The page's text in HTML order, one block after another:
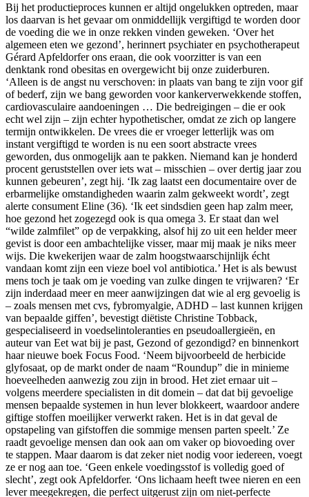
Bij het productieproces kunnen er altijd ongelukken optreden, maar
los daarvan is het gevaar om onmiddellijk vergiftigd te worden door
de voeding die we in onze rekken vinden geweken. ‘Over het
algemeen eten we gezond’, herinnert psychiater en psychotherapeut
Gérard Apfeldorfer ons eraan, die ook voorzitter is van een
denktank rond obesitas en overgewicht bij onze zuiderburen.
‘Alleen is de angst nu verschoven: in plaats van bang te zijn voor gif
of bederf, zijn we bang geworden voor kankerverwekkende stoffen,
cardiovasculaire aandoeningen … Die bedreigingen – die er ook
echt wel zijn – zijn echter hypothetischer, omdat ze zich op langere
termijn ontwikkelen. De vrees die er vroeger letterlijk was om
instant vergiftigd te worden is nu een soort abstracte vrees
geworden, dus onmogelijk aan te pakken. Niemand kan je honderd
procent geruststellen over iets wat – misschien – over dertig jaar zou
kunnen gebeuren’, zegt hij. ‘Ik zag laatst een documentaire over de
erbarmelijke omstandigheden waarin zalm gekweekt wordt’, zegt
alerte consument Eline (36). ‘Ik eet sindsdien geen hap zalm meer,
hoe gezond het zogezegd ook is qua omega 3. Er staat dan wel
“wilde zalmfilet” op de verpakking, alsof hij zo uit een helder meer
gevist is door een ambachtelijke visser, maar mij maak je niks meer
wijs. Die kwekerijen waar de zalm hoogstwaarschijnlijk écht
vandaan komt zijn een vieze boel vol antibiotica.’ Het is als bewust
mens toch je taak om je voeding van zulke dingen te vrijwaren? ‘Er
zijn inderdaad meer en meer aanwijzingen dat wie al erg gevoelig is
– zoals mensen met cvs, fybromyalgie, ADHD – last kunnen krijgen
van bepaalde giffen’, bevestigt diëtiste Christine Tobback,
gespecialiseerd in voedselintoleranties en pseudoallergieën, en
auteur van Eet wat bij je past, Gezond of gezondigd? en binnenkort
haar nieuwe boek Focus Food. ‘Neem bijvoorbeeld de herbicide
glyfosaat, op de markt onder de naam “Roundup” die in minieme
hoeveelheden aanwezig zou zijn in brood. Het ziet ernaar uit –
volgens meerdere specialisten in dit domein – dat dat bij gevoelige
mensen bepaalde systemen in hun lever blokkeert, waardoor andere
giftige stoffen moeilijker verwerkt raken. Het is in dat geval de
opstapeling van gifstoffen die sommige mensen parten speelt.’ Ze
raadt gevoelige mensen dan ook aan om vaker op biovoeding over
te stappen. Maar daarom is dat zeker niet nodig voor iedereen, voegt
ze er nog aan toe. ‘Geen enkele voedingsstof is volledig goed of
slecht’, zegt ook Apfeldorfer. ‘Ons lichaam heeft twee nieren en een
lever meegekregen, die perfect uitgerust zijn om niet-perfecte